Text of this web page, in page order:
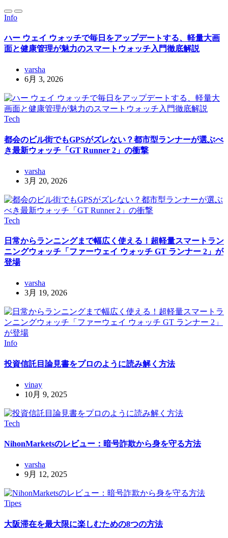
Info
ハー ウェイ ウォッチで毎日をアップデートする、軽量大画
面と健康管理が魅力のスマートウォッチ入門徹底解説
varsha
6月 3, 2026
Tech
都会のビル街でもGPSがズレない？都市型ランナーが選ぶべ
き最新ウォッチ「GT Runner 2」の衝撃
varsha
3月 20, 2026
Tech
日常からランニングまで幅広く使える！超軽量スマートラン
ニングウォッチ「ファーウェイ ウォッチ GT ランナー 2」が
登場
varsha
3月 19, 2026
Info
投資信託目論見書をプロのように読み解く方法
vinay
10月 9, 2025
Tech
NihonMarketsのレビュー：暗号詐欺から身を守る方法
varsha
9月 12, 2025
Tipes
大阪滞在を最大限に楽しむための8つの方法